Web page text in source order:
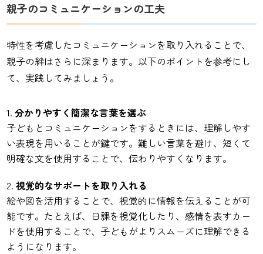
親子のコミュニケーションの工夫
特性を考慮したコミュニケーションを取り入れることで、
親子の絆はさらに深まります。以下のポイントを参考にし
て、実践してみましょう。
分かりやすく簡潔な言葉を選ぶ
子どもとコミュニケーションをするときには、理解しやす
い表現を用いることが鍵です。難しい言葉を避け、短くて
明確な文を使用することで、伝わりやすくなります。
視覚的なサポートを取り入れる
絵や図を活用することで、視覚的に情報を伝えることが可
能です。たとえば、日課を視覚化したり、感情を表すカー
ドを使用することで、子どもがよりスムーズに理解できる
ようになります。